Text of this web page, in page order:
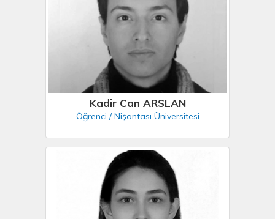
Kadir Can ARSLAN
Öğrenci / Nişantası Üniversitesi